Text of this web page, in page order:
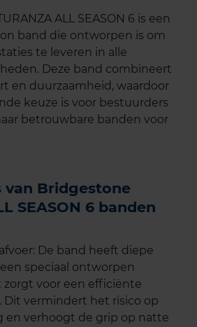
ALL SEASON 6 is een
band die ontworpen is om
te leveren in alle
Deze band combineert
en duurzaamheid, waardoor
keuze is voor bestuurders
betrouwbare banden voor
van Bridgestone
SEASON 6 banden
De band heeft diepe
speciaal ontworpen
zorgt voor een efficiënte
Dit vermindert het risico op
en verhoogt de grip op natte